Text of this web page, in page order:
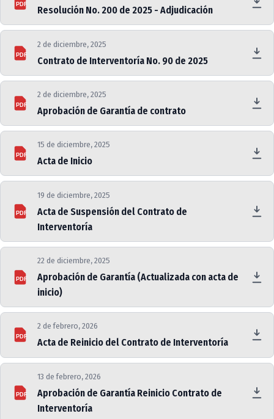
PDF
Resolución No. 200 de 2025 - Adjudicación
PDF
2 de diciembre, 2025
Contrato de Interventoría No. 90 de 2025
PDF
2 de diciembre, 2025
Aprobación de Garantía de contrato
PDF
15 de diciembre, 2025
Acta de Inicio
PDF
19 de diciembre, 2025
Acta de Suspensión del Contrato de
Interventoría
PDF
22 de diciembre, 2025
Aprobación de Garantía (Actualizada con acta de
inicio)
PDF
2 de febrero, 2026
Acta de Reinicio del Contrato de Interventoría
PDF
13 de febrero, 2026
Aprobación de Garantía Reinicio Contrato de
Interventoría